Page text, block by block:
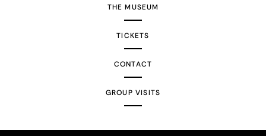
THE MUSEUM
TICKETS
CONTACT
GROUP VISITS